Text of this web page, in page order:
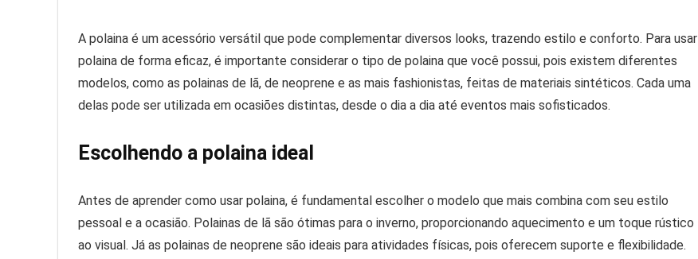
A polaina é um acessório versátil que pode complementar diversos looks, trazendo estilo e conforto. Para usar
polaina de forma eficaz, é importante considerar o tipo de polaina que você possui, pois existem diferentes
modelos, como as polainas de lã, de neoprene e as mais fashionistas, feitas de materiais sintéticos. Cada uma
delas pode ser utilizada em ocasiões distintas, desde o dia a dia até eventos mais sofisticados.
Escolhendo a polaina ideal
Antes de aprender como usar polaina, é fundamental escolher o modelo que mais combina com seu estilo
pessoal e a ocasião. Polainas de lã são ótimas para o inverno, proporcionando aquecimento e um toque rústico
ao visual. Já as polainas de neoprene são ideais para atividades físicas, pois oferecem suporte e flexibilidade.